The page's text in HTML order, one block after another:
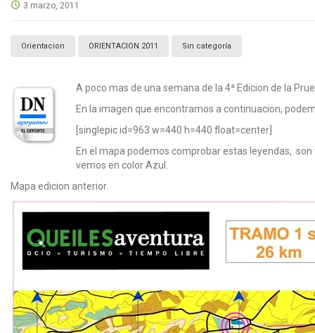
3 marzo, 2011
Orientacion ORIENTACION 2011 Sin categoría
A poco mas de una semana de la 4ª Edicion de la
En la imagen que encontramos a continuacion,
[singlepic id=963 w=440 h=440 float=center]
En el mapa podemos comprobar estas leyendas,
vemos en color Azul.
Mapa edicion anterior.